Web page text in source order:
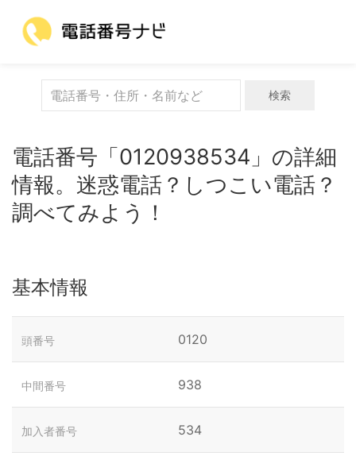
検索
電話番号「0120938534」の詳細
情報。迷惑電話？しつこい電話？
調べてみよう！
基本情報
頭番号 0120
中間番号 938
加入者番号 534